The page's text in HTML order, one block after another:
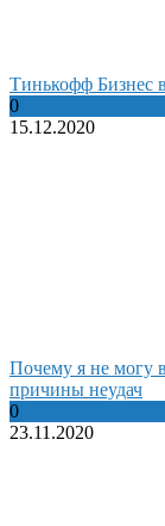
Тинькофф Бизнес
0
15.12.2020
Почему я не могу
причины неудач
0
23.11.2020